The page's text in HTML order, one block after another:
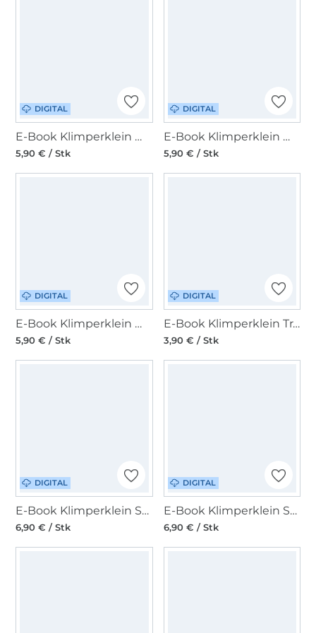
DIGITAL
E-Book Klimperklein Wendezipfelschlupfmütze
5,90 € / Stk
DIGITAL
E-Book Klimperklein Wendezipfelmütze
5,90 € / Stk
DIGITAL
E-Book Klimperklein Wendebindemütze
5,90 € / Stk
DIGITAL
E-Book Klimperklein Trägerkleid Add-on
3,90 € / Stk
DIGITAL
E-Book Klimperklein Strampelhose
6,90 € / Stk
DIGITAL
E-Book Klimperklein Stoffmix-Pulli Jungs
6,90 € / Stk